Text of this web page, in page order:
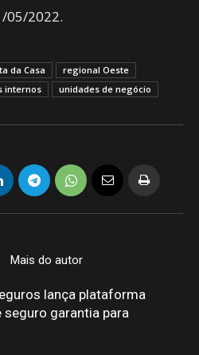
05/2022.
da Casa
regional Oeste
internos unidades de negócio
Mais do autor
lança plataforma
seguro garantia para